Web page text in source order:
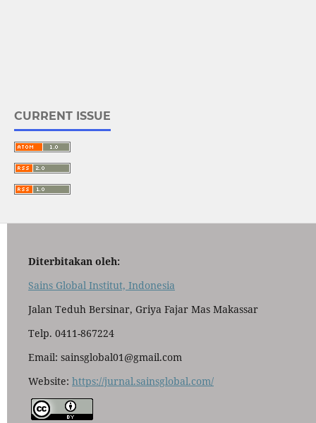
CURRENT ISSUE
Diterbitakan oleh:
Sains Global Institut, Indonesia
Jalan Teduh Bersinar, Griya Fajar Mas Makassar
Telp. 0411-867224
Email: sainsglobal01@gmail.com
Website: https://jurnal.sainsglobal.com/